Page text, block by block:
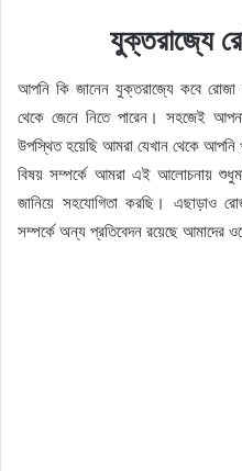
যুক্তরাজ্যে
আপনি কি জানেন যুক্তরাজ্যে কবে
থেকে জেনে নিতে পারেন। সহজেই
উপস্থিত হয়েছি আমরা যেখান থেকে
বিষয় সম্পর্কে আমরা এই আলোচনায়
জানিয়ে সহযোগিতা করছি। এছাড়াও
সম্পর্কে অন্য প্রতিবেদন রয়েছে আমাদের